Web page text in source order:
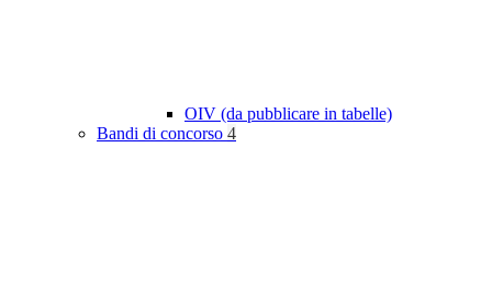
OIV (da pubblicare in tabelle)
Bandi di concorso 4